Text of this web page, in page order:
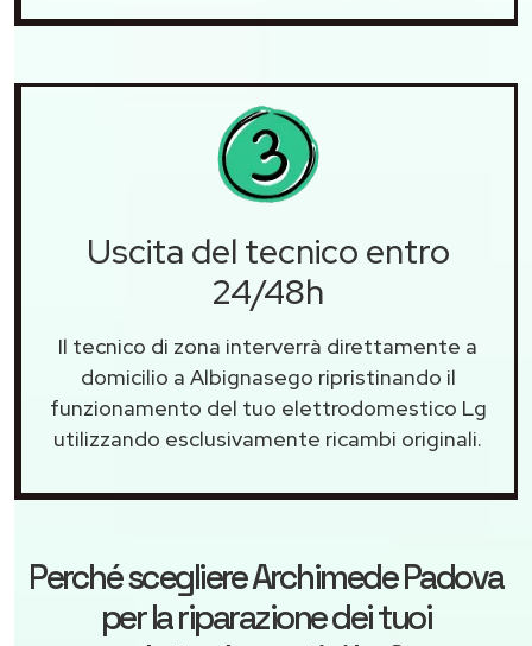
Uscita del tecnico entro
24/48h
Il tecnico di zona interverrà direttamente a
domicilio a Albignasego ripristinando il
funzionamento del tuo elettrodomestico Lg
utilizzando esclusivamente ricambi originali.
Perché scegliereArchimede Padova
per la riparazione dei tuoi